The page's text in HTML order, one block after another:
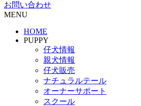
お問い合わせ
MENU
HOME
PUPPY
仔犬情報
親犬情報
仔犬販売
ナチュラルテール
オーナーサポート
スクール